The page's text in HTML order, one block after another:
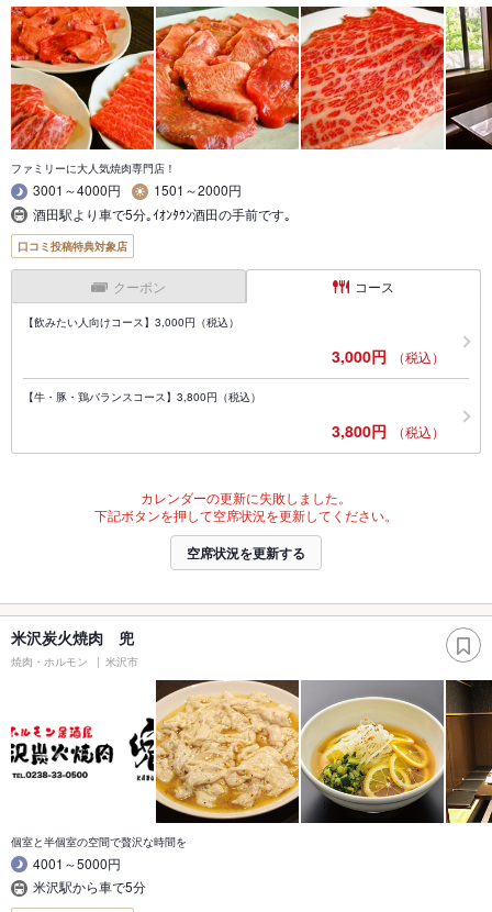
ファミリーに大人気焼肉専門店！
3001～4000円
1501～2000円
酒田駅より車で5分｡ｲｵﾝﾀｳﾝ酒田の手前です｡
口コミ投稿特典対象店
クーポン コース
【飲みたい人向けコース】3,000円（税込）
3,000円 （税込）
【牛・豚・鶏バランスコース】3,800円（税込）
3,800円 （税込）
カレンダーの更新に失敗しました。
下記ボタンを押して空席状況を更新してください。
空席状況を更新する
米沢炭火焼肉 兜
焼肉・ホルモン 米沢市
個室と半個室の空間で贅沢な時間を
4001～5000円
米沢駅から車で5分